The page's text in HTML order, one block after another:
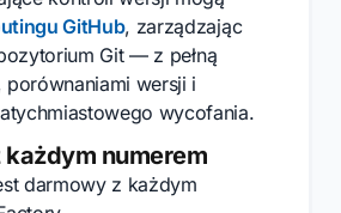
GitHub, zarządzając
Git — z pełną
porównaniami wersji i
wycofania.
każdym numerem
darmowy z każdym